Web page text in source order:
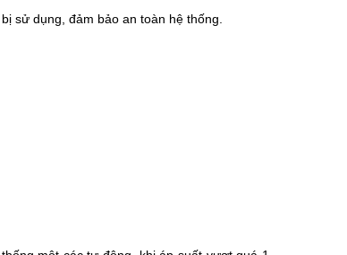
sử dụng, đảm bảo an toàn hệ thống.